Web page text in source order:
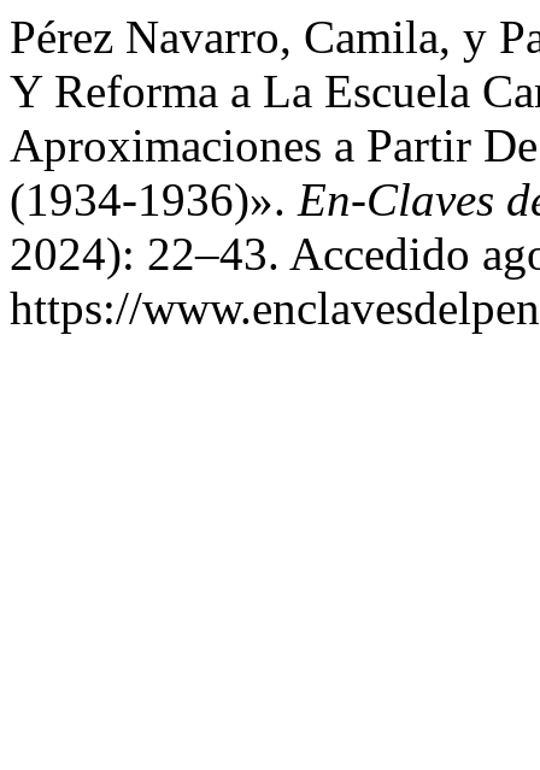
Pérez Navarro, Camila, y
Y Reforma a La Escuela
Aproximaciones a Partir
(1934-1936)». En-Claves
2024): 22–43. Accedido
https://